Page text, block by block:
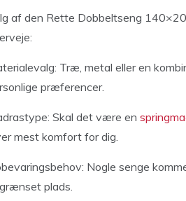
af den Rette Dobbeltseng
Træ, metal eller en
præferencer.
Skal det være en
mest komfort for dig.
Nogle senge
plads.